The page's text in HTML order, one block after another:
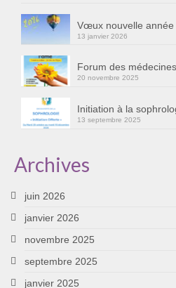
Cursus « Le chemin par la
Sophro-Méditation tous
Sophrologie
Témoignages B
Prendre contact
Vœux nouvelle année
13 janvier 2026
Forum des
20 novembre 2025
Initiation à la
13 septembre 2025
Archives
juin 2026
janvier 2026
novembre 2025
septembre 2025
janvier 2025